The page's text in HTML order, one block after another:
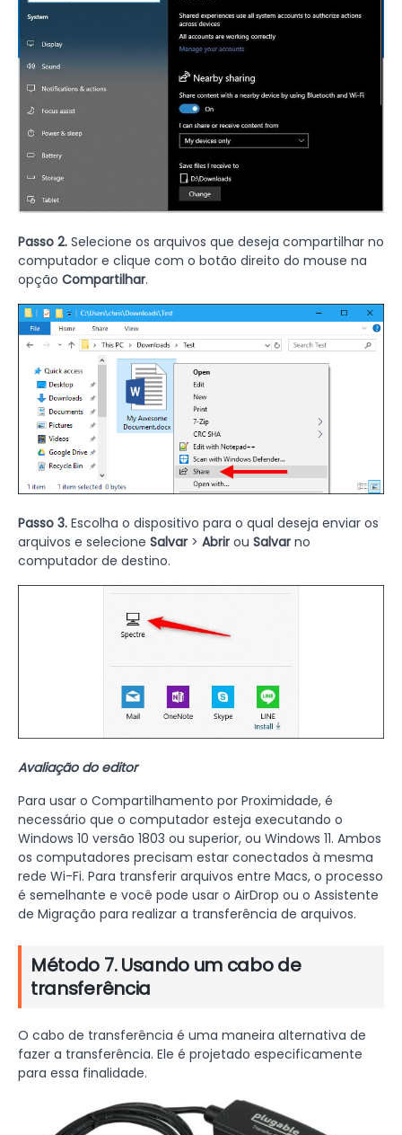
Passo 2. Selecione os arquivos que deseja compartilhar no
computador e clique com o botão direito do mouse na
opção Compartilhar.
Passo 3. Escolha o dispositivo para o qual deseja enviar os
arquivos e selecione Salvar > Abrir ou Salvar no
computador de destino.
Avaliação do editor
Para usar o Compartilhamento por Proximidade, é
necessário que o computador esteja executando o
Windows 10 versão 1803 ou superior, ou Windows 11. Ambos
os computadores precisam estar conectados à mesma
rede Wi-Fi. Para transferir arquivos entre Macs, o processo
é semelhante e você pode usar o AirDrop ou o Assistente
de Migração para realizar a transferência de arquivos.
Método 7. Usando um cabo de
transferência
O cabo de transferência é uma maneira alternativa de
fazer a transferência. Ele é projetado especificamente
para essa finalidade.